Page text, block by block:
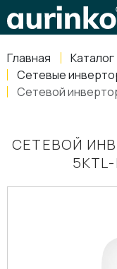
Главная Каталог
Сетевые
Сетевой
СЕТЕВОЙ
Россия,
8-800-770-79-40